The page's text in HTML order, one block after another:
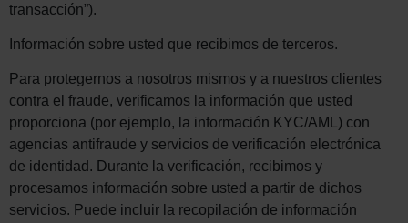
transacción”).
Información sobre usted que recibimos de terceros.
Para protegernos a nosotros mismos y a nuestros clientes
contra el fraude, verificamos la información que usted
proporciona (por ejemplo, la información KYC/AML) con
agencias antifraude y servicios de verificación electrónica
de identidad. Durante la verificación, recibimos y
procesamos información sobre usted a partir de dichos
servicios. Puede incluir la recopilación de información